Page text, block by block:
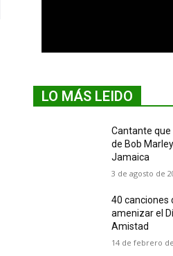
LO MÁS LEIDO
Cantante que
de Bob
Jamaica
3 de agosto de
40 canciones
amenizar el
Amistad
14 de febrero